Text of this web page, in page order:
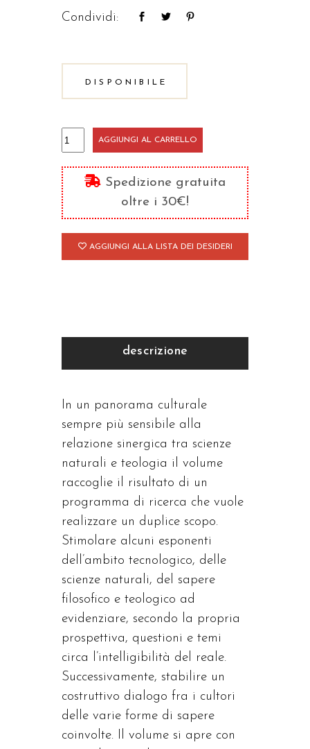
Condividi:
DISPONIBILE
L'intelligibilità
del
reale
quantità
AGGIUNGI AL CARRELLO
Spedizione gratuita
oltre i 30€!
AGGIUNGI ALLA LISTA DEI DESIDERI
descrizione
In un panorama culturale
sempre più sensibile alla
relazione sinergica tra scienze
naturali e teologia il volume
raccoglie il risultato di un
programma di ricerca che vuole
realizzare un duplice scopo.
Stimolare alcuni esponenti
dell’ambito tecnologico, delle
scienze naturali, del sapere
filosofico e teologico ad
evidenziare, secondo la propria
prospettiva, questioni e temi
circa l’intelligibilità del reale.
Successivamente, stabilire un
costruttivo dialogo fra i cultori
delle varie forme di sapere
coinvolte. Il volume si apre con